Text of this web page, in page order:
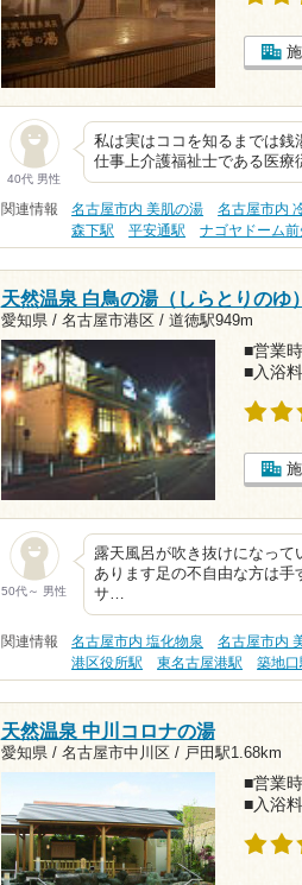
40代 男性
私は実はココを知るまでは銭
仕事上介護福祉士である医
関連情報 名古屋市内 美肌の湯 名古屋市内
森下駅
平安通駅 ナゴヤドーム
天然温泉 白鳥の湯（しらとりのゆ）
愛知県 / 名古屋市港区 / 道徳駅949m
■営業
■入浴
50代～ 男性
露天風呂が吹き抜けになっ
あります足の不自由な方は手
サ…
関連情報 名古屋市内 塩化物泉 名古屋市内
港区役所駅
東名古屋港駅 築地口
天然温泉 中川コロナの湯
愛知県 / 名古屋市中川区 / 戸田駅1.68km
■営業
■入浴